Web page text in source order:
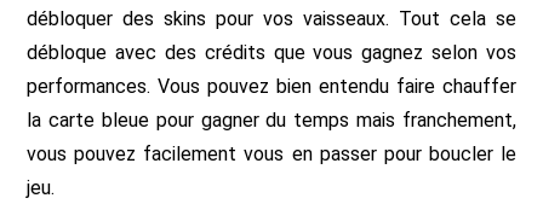
débloquer des skins pour vos vaisseaux. Tout cela se
débloque avec des crédits que vous gagnez selon vos
performances. Vous pouvez bien entendu faire chauffer
la carte bleue pour gagner du temps mais franchement,
vous pouvez facilement vous en passer pour boucler le
jeu.